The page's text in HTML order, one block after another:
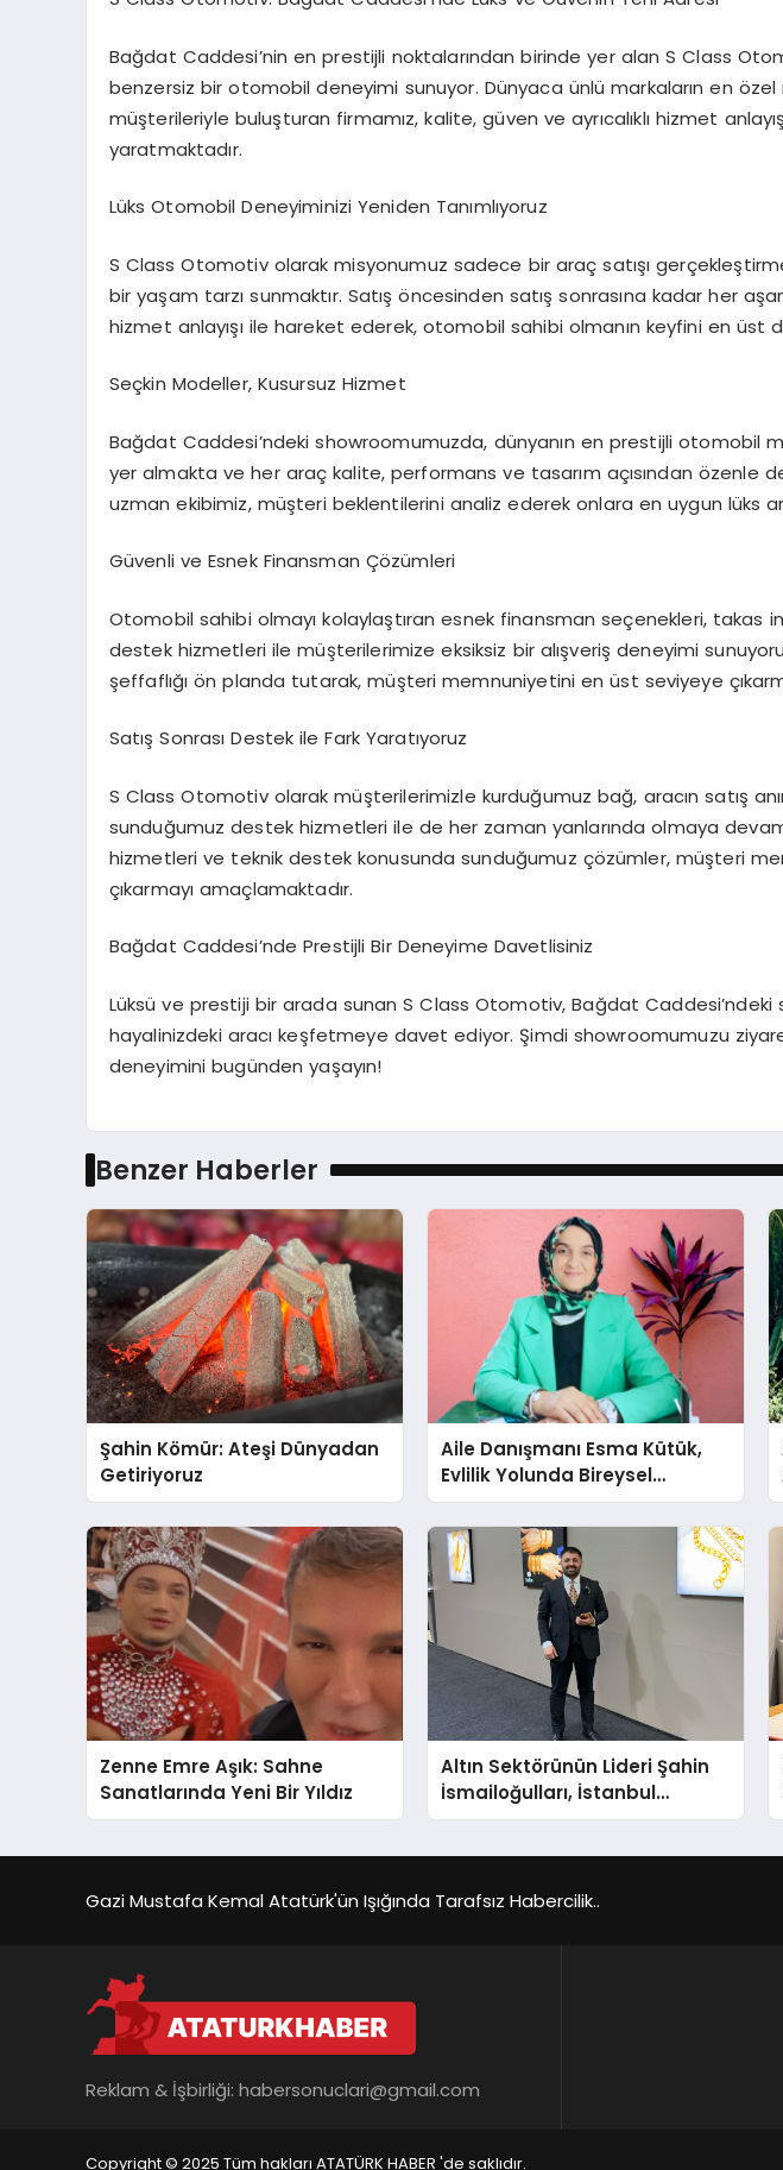
Bağdat Caddesi’nin en prestijli noktalarından birinde yer alan S Class
benzersiz bir otomobil deneyimi sunuyor. Dünyaca ünlü markaların en
müşterileriyle buluşturan firmamız, kalite, güven ve ayrıcalıklı hizmet
yaratmaktadır.
Lüks Otomobil Deneyiminizi Yeniden Tanımlıyoruz
S Class Otomotiv olarak misyonumuz sadece bir araç satışı
bir yaşam tarzı sunmaktır. Satış öncesinden satış sonrasına kadar her
hizmet anlayışı ile hareket ederek, otomobil sahibi olmanın keyfini en üst
Seçkin Modeller, Kusursuz Hizmet
Bağdat Caddesi’ndeki showroomumuzda, dünyanın en prestijli otomobil
yer almakta ve her araç kalite, performans ve tasarım açısından özenle
uzman ekibimiz, müşteri beklentilerini analiz ederek onlara en uygun lüks
Güvenli ve Esnek Finansman Çözümleri
Otomobil sahibi olmayı kolaylaştıran esnek finansman seçenekleri, takas
destek hizmetleri ile müşterilerimize eksiksiz bir alışveriş deneyimi
şeffaflığı ön planda tutarak, müşteri memnuniyetini en üst seviyeye
Satış Sonrası Destek ile Fark Yaratıyoruz
S Class Otomotiv olarak müşterilerimizle kurduğumuz bağ, aracın satış
sunduğumuz destek hizmetleri ile de her zaman yanlarında olmaya
hizmetleri ve teknik destek konusunda sunduğumuz çözümler, müşteri
çıkarmayı amaçlamaktadır.
Bağdat Caddesi’nde Prestijli Bir Deneyime Davetlisiniz
Lüksü ve prestiji bir arada sunan S Class Otomotiv, Bağdat Caddesi’ndeki
hayalinizdeki aracı keşfetmeye davet ediyor. Şimdi showroomumuzu
deneyimini bugünden yaşayın!
Benzer Haberler
Şahin Kömür: Ateşi Dünyadan
Getiriyoruz
Aile Danışmanı Esma Kütük,
Evlilik Yolunda Bireysel
Farkındalığın ve Sınırların
Gücünü Anlatıyor
Zenne Emre Aşık: Sahne
Sanatlarında Yeni Bir Yıldız
Altın Sektörünün Lideri Şahin
İsmailoğulları, İstanbul
Mücevher Fuarı’nda Parladı ￼
Gazi Mustafa Kemal Atatürk'ün Işığında Tarafsız Habercilik..
Reklam & İşbirliği: habersonuclari@gmail.com
Copyright © 2025 Tüm hakları ATATÜRK HABER 'de saklıdır.